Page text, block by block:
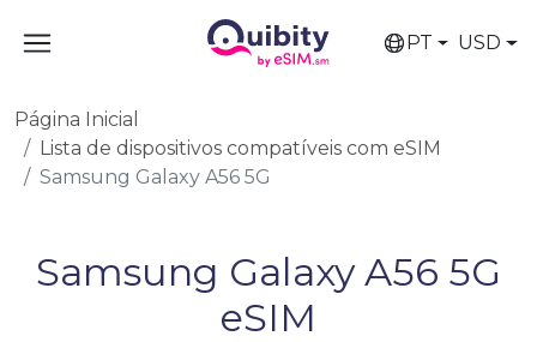
PT USD
Página Inicial
Lista de dispositivos compatíveis com eSIM
Samsung Galaxy A56 5G
Samsung Galaxy A56 5G
eSIM